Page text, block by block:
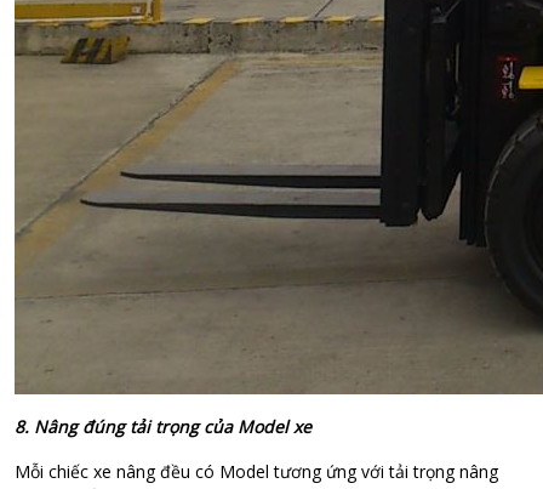
8. Nâng đúng tải trọng của Model xe
Mỗi chiếc xe nâng đều có Model tương ứng với tải trọng nâng